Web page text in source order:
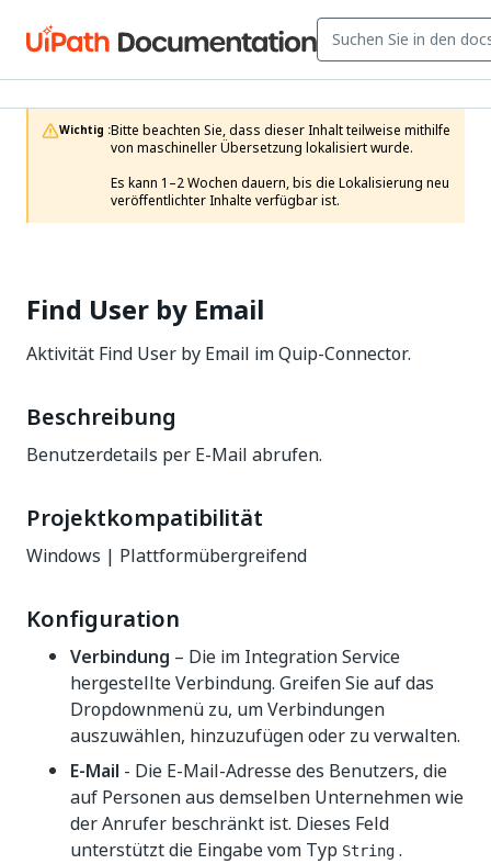
Wichtig :Bitte beachten Sie, dass dieser Inhalt teilweise mithilfe
von maschineller Übersetzung lokalisiert wurde.
Es kann 1–2 Wochen dauern, bis die Lokalisierung neu
veröffentlichter Inhalte verfügbar ist.
Find User by Email
Aktivität Find User by Email im Quip-Connector.
Beschreibung
Benutzerdetails per E-Mail abrufen.
Projektkompatibilität
Windows | Plattformübergreifend
Konfiguration
Verbindung – Die im Integration Service
hergestellte Verbindung. Greifen Sie auf das
Dropdownmenü zu, um Verbindungen
auszuwählen, hinzuzufügen oder zu verwalten.
E-Mail - Die E-Mail-Adresse des Benutzers, die
auf Personen aus demselben Unternehmen wie
der Anrufer beschränkt ist. Dieses Feld
unterstützt die Eingabe vom Typ String .